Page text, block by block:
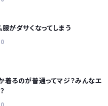
服がダサくなってしまう
0
着るのが普通ってマジ？みんなエ